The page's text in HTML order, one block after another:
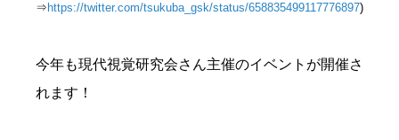
⇒ https://twitter.com/tsukuba_gsk/status/658835499117776897)
今年も現代視覚研究会さん主催のイベントが開催さ
れます！